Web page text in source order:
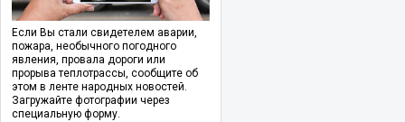
Если Вы стали свидетелем аварии,
пожара, необычного погодного
явления, провала дороги или
прорыва теплотрассы, сообщите об
этом в ленте народных новостей.
Загружайте фотографии через
специальную форму.